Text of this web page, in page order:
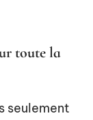
toute la
seulement